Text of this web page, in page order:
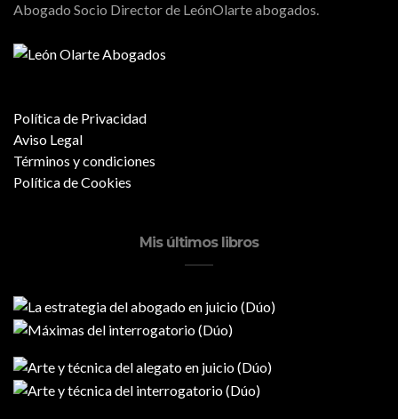
Abogado Socio Director de LeónOlarte abogados.
Política de Privacidad
Aviso Legal
Términos y condiciones
Política de Cookies
Mis últimos libros